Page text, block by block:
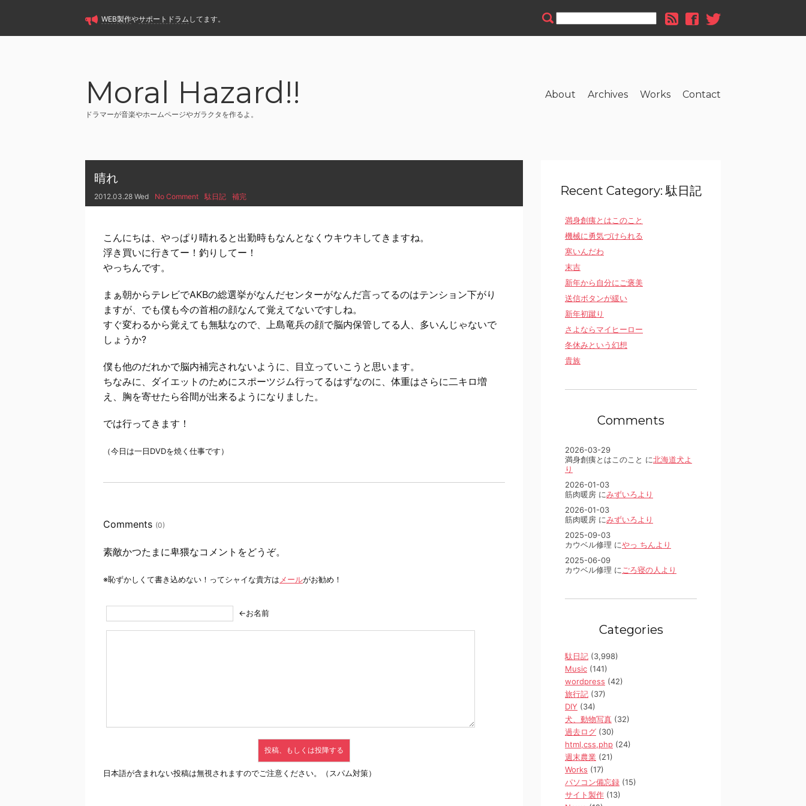
WEB製作やサポートドラム してます。
Moral Hazard!!
ドラマーが音楽やホームページやガラクタを作るよ。
About Archives Works Contact
晴れ
2012.03.28 Wed No Comment 駄日記 補完
こんにちは、やっぱり晴れると出勤時もなんとなくウキウキしてきますね。
浮き買いに行きてー！釣りしてー！
やっちんです。
まぁ朝からテレビでAKBの総選挙がなんだセンターがなんだ言ってるのはテンション下がり
ますが、でも僕も今の首相の顔なんて覚えてないですしね。
すぐ変わるから覚えても無駄なので、上島竜兵の顔で脳内保管してる人、多いんじゃないで
しょうか?
僕も他のだれかで脳内補完されないように、目立っていこうと思います。
ちなみに、ダイエットのためにスポーツジム行ってるはずなのに、体重はさらに二キロ増
え、胸を寄せたら谷間が出来るようになりました。
では行ってきます！
（今日は一日DVDを焼く仕事です）
Comments (0)
素敵かつたまに卑猥なコメントをどうぞ。
※恥ずかしくて書き込めない！ってシャイな貴方は メールがお勧め！
←お名前
日本語が含まれない投稿は無視されますのでご注意ください。（スパム対策）
Recent Category: 駄日記
満身創痍とはこのこと
機械に勇気づけられる
寒いんだわ
末吉
新年から自分にご褒美
送信ボタンが緩い
新年初蹴り
さよならマイヒーロー
冬休みという幻想
貴族
Comments
2026-03-29
満身創痍とはこのこと に北海道犬よ
り
2026-01-03
筋肉暖房 にみずいろより
2026-01-03
筋肉暖房 にみずいろより
2025-09-03
カウベル修理 にやっ ちんより
2025-06-09
カウベル修理 に ごろ寝の人より
Categories
駄日記 (3,998)
Music (141)
wordpress (42)
旅行記 (37)
DIY (34)
犬、動物写真 (32)
過去ログ (30)
html,css,php (24)
週末農業 (21)
Works (17)
パソコン備忘録 (15)
サイト製作 (13)